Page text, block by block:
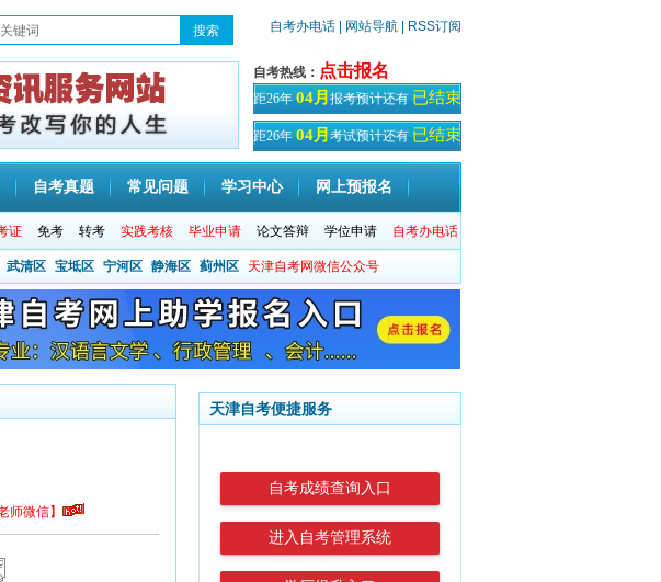
自考办电话 | 网站导航 | RSS订阅
自考热线： 点击报名
距26年 04月 报考预计还有 已结束
天！
距26年 04月 考试预计还有 已结束
天
自考真题 常见问题 学习中心 网上预报名
证 免考 转考 实践考核 毕业申请 论文答辩 学位申请 自考办电话
武清区 宝坻区 宁河区 静海区 蓟州区 天津自考网微信公众号
师微信】
天津自考便捷服务
自考成绩查询入口
进入自考管理系统